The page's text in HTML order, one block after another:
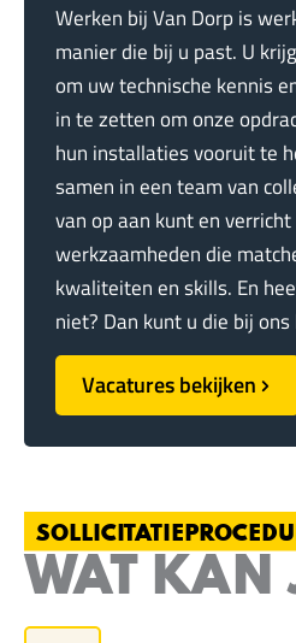
Werken bij Van Dorp is
manier die bij u past. U
om uw technische kennis
in te zetten om onze
hun installaties vooruit te
samen in een team van
van op aan kunt en verricht
werkzaamheden die
kwaliteiten en skills. En
niet? Dan kunt u die bij ons
Vacatures bekijken
WAT KAN